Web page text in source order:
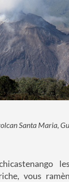
Santa Maria,
vous